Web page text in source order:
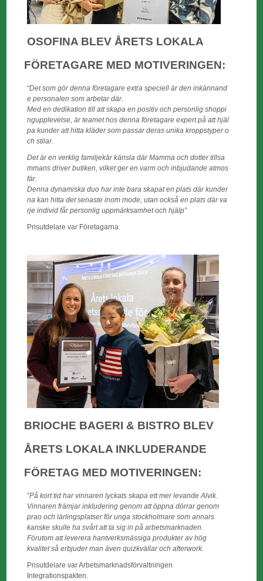
OSOFINA BLEV ÅRETS LOKALA
FÖRETAGARE MED MOTIVERINGEN:
“Detsom gör denna företagare extraspeciell ärdeninkännand
e personalen som arbetar där.
Meden dedikation tillatt skapa en positiv och personlig shoppi
ngupplevelse,är teamet hos denna företagare expertpå att hjäl
pa kunder att hitta kläder som passar deras unika kroppstyper o
ch stilar.
Detär en verklig familjekär känsla därMammaoch dottertillsa
mmans driverbutiken,vilketgeren varm och inbjudande atmos
fär.
Dennadynamiska duohar inte baraskapat en platsdär kunder
na kan hitta detsenaste inom mode,utan också en platsdär va
rje individ får personlig uppmärksamhet och hjälp”
Prisutdelare var Företagarna.
BRIOCHE BAGERI & BISTRO BLEV
ÅRETS LOKALA INKLUDERANDE
FÖRETAG MED MOTIVERINGEN:
”På kort tid har vinnaren lyckats skapa ett mer levande Alvik.
Vinnaren främjar inkludering genom att öppna dörrar genom
prao och lärlingsplatser för unga stockholmare som annars
kanske skulle ha svårt att ta sig in på arbetsmarknaden.
Förutom att leverera hantverksmässiga produkter av hög
kvalitet så erbjuder man även quizkvällar och afterwork.
Prisutdelare var Arbetsmarknadsförvaltningen
Integrationspakten.